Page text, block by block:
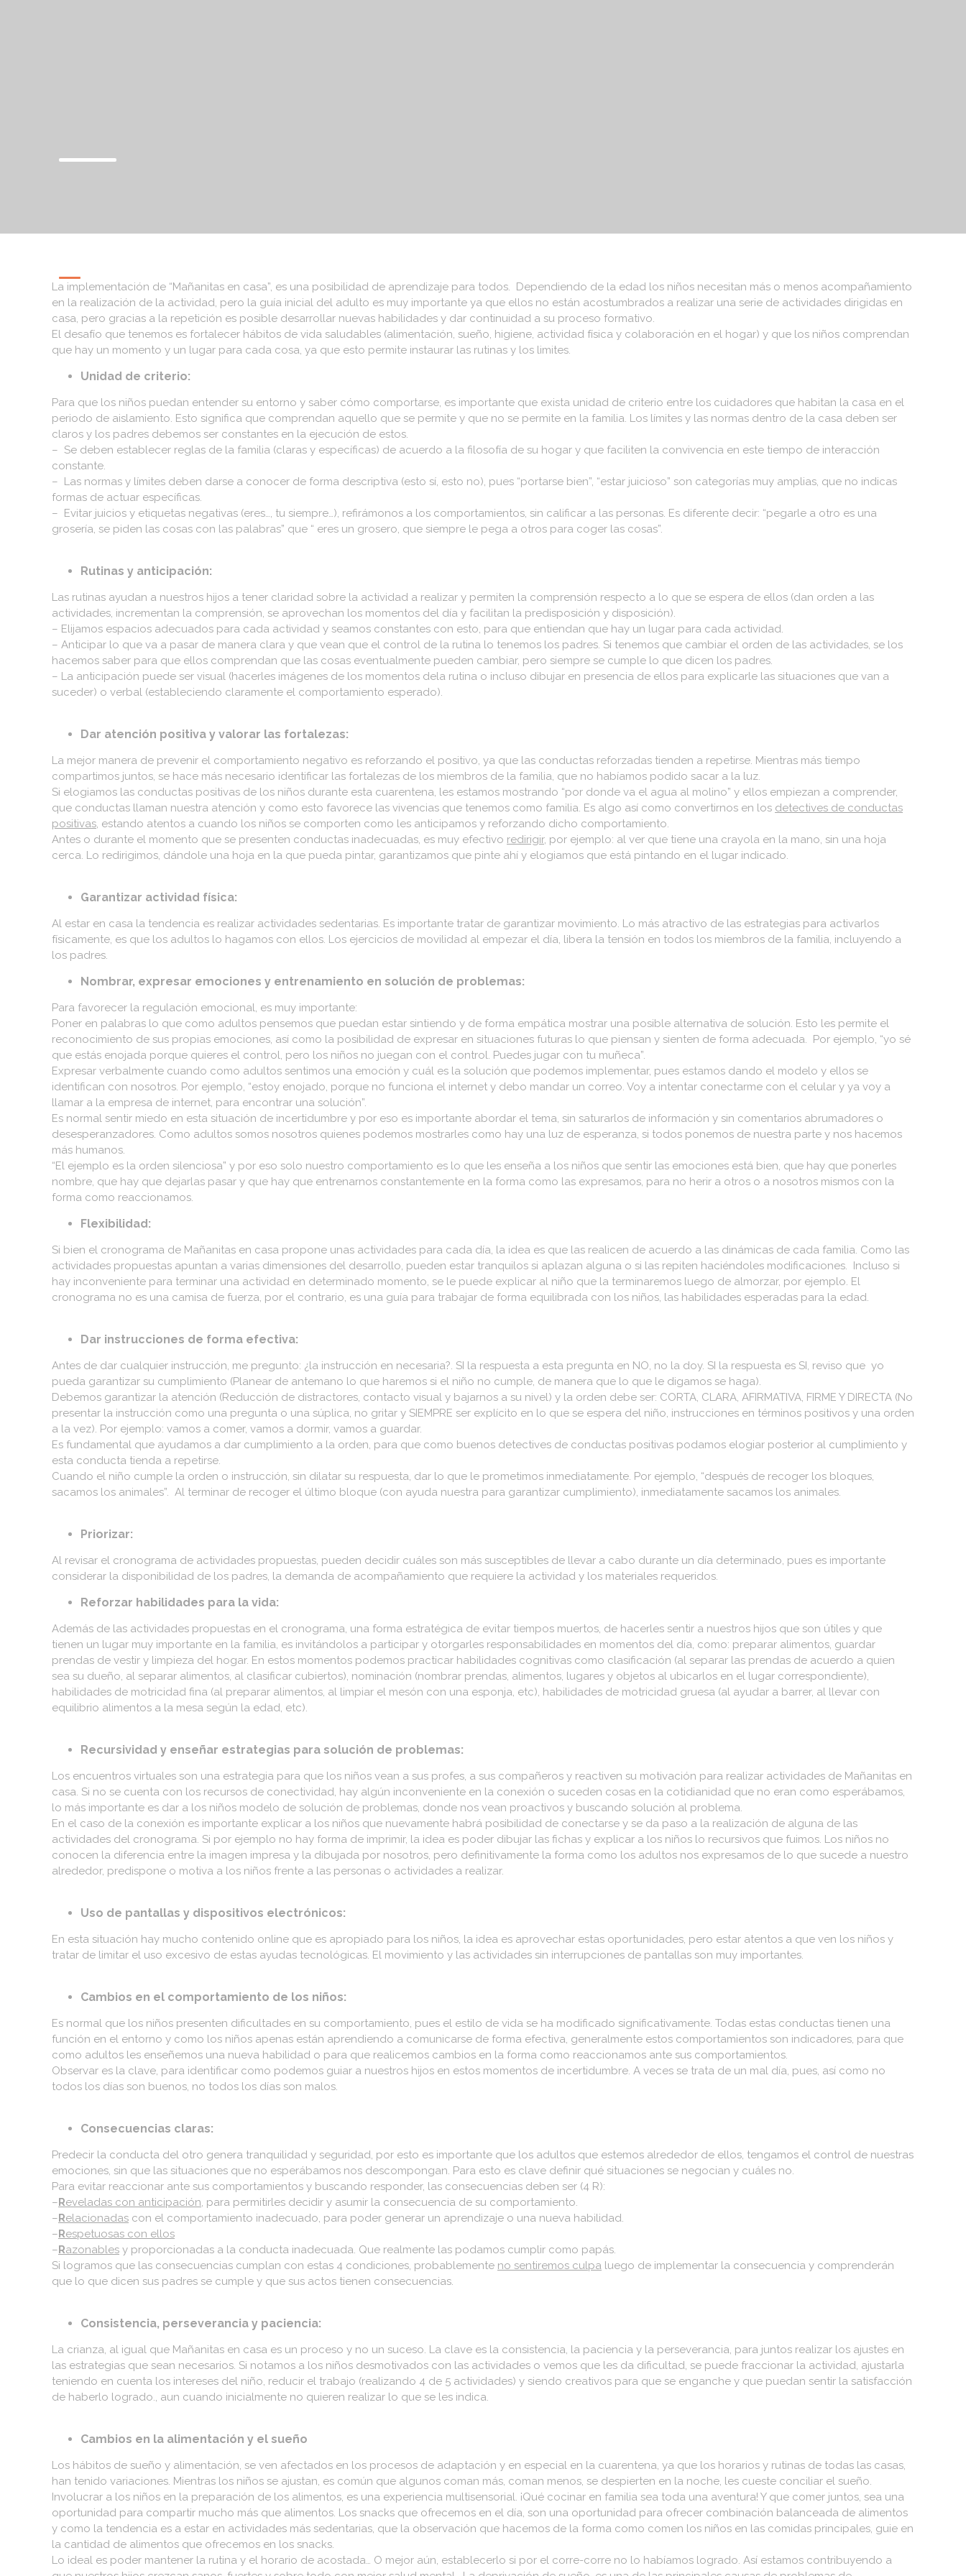
La implementación de “Mañanitas en casa”, es una posibilidad de aprendizaje para todos. Dependiendo de la edad los niños necesitan más o menos acompañamiento
en la realización de la actividad, pero la guía inicial del adulto es muy importante ya que ellos no están acostumbrados a realizar una serie de actividades dirigidas en
casa, pero gracias a la repetición es posible desarrollar nuevas habilidades y dar continuidad a su proceso formativo.
El desafío que tenemos es fortalecer hábitos de vida saludables (alimentación, sueño, higiene, actividad física y colaboración en el hogar) y que los niños comprendan
que hay un momento y un lugar para cada cosa, ya que esto permite instaurar las rutinas y los limites.
Unidad de criterio:
Para que los niños puedan entender su entorno y saber cómo comportarse, es importante que exista unidad de criterio entre los cuidadores que habitan la casa en el
periodo de aislamiento. Esto significa que comprendan aquello que se permite y que no se permite en la familia. Los límites y las normas dentro de la casa deben ser
claros y los padres debemos ser constantes en la ejecución de estos.
– Se deben establecer reglas de la familia (claras y específicas) de acuerdo a la filosofía de su hogar y que faciliten la convivencia en este tiempo de interacción
constante.
– Las normas y límites deben darse a conocer de forma descriptiva (esto sí, esto no), pues “portarse bien”, “estar juicioso” son categorías muy amplias, que no indicas
formas de actuar específicas.
– Evitar juicios y etiquetas negativas (eres…, tu siempre…), refirámonos a los comportamientos, sin calificar a las personas. Es diferente decir: “pegarle a otro es una
grosería, se piden las cosas con las palabras” que “ eres un grosero, que siempre le pega a otros para coger las cosas”.
Rutinas y anticipación:
Las rutinas ayudan a nuestros hijos a tener claridad sobre la actividad a realizar y permiten la comprensión respecto a lo que se espera de ellos (dan orden a las
actividades, incrementan la comprensión, se aprovechan los momentos del día y facilitan la predisposición y disposición).
– Elijamos espacios adecuados para cada actividad y seamos constantes con esto, para que entiendan que hay un lugar para cada actividad.
– Anticipar lo que va a pasar de manera clara y que vean que el control de la rutina lo tenemos los padres. Si tenemos que cambiar el orden de las actividades, se los
hacemos saber para que ellos comprendan que las cosas eventualmente pueden cambiar, pero siempre se cumple lo que dicen los padres.
– La anticipación puede ser visual (hacerles imágenes de los momentos dela rutina o incluso dibujar en presencia de ellos para explicarle las situaciones que van a
suceder) o verbal (estableciendo claramente el comportamiento esperado).
Dar atención positiva y valorar las fortalezas:
La mejor manera de prevenir el comportamiento negativo es reforzando el positivo, ya que las conductas reforzadas tienden a repetirse. Mientras más tiempo
compartimos juntos, se hace más necesario identificar las fortalezas de los miembros de la familia, que no habíamos podido sacar a la luz.
Si elogiamos las conductas positivas de los niños durante esta cuarentena, les estamos mostrando “por donde va el agua al molino” y ellos empiezan a comprender,
que conductas llaman nuestra atención y como esto favorece las vivencias que tenemos como familia. Es algo así como convertirnos en los detectives de conductas
positivas, estando atentos a cuando los niños se comporten como les anticipamos y reforzando dicho comportamiento.
Antes o durante el momento que se presenten conductas inadecuadas, es muy efectivo redirigir, por ejemplo: al ver que tiene una crayola en la mano, sin una hoja
cerca. Lo redirigimos, dándole una hoja en la que pueda pintar, garantizamos que pinte ahí y elogiamos que está pintando en el lugar indicado.
Garantizar actividad física:
Al estar en casa la tendencia es realizar actividades sedentarias. Es importante tratar de garantizar movimiento. Lo más atractivo de las estrategias para activarlos
físicamente, es que los adultos lo hagamos con ellos. Los ejercicios de movilidad al empezar el día, libera la tensión en todos los miembros de la familia, incluyendo a
los padres.
Nombrar, expresar emociones y entrenamiento en solución de problemas:
Para favorecer la regulación emocional, es muy importante:
Poner en palabras lo que como adultos pensemos que puedan estar sintiendo y de forma empática mostrar una posible alternativa de solución. Esto les permite el
reconocimiento de sus propias emociones, así como la posibilidad de expresar en situaciones futuras lo que piensan y sienten de forma adecuada. Por ejemplo, “yo sé
que estás enojada porque quieres el control, pero los niños no juegan con el control. Puedes jugar con tu muñeca”.
Expresar verbalmente cuando como adultos sentimos una emoción y cuál es la solución que podemos implementar, pues estamos dando el modelo y ellos se
identifican con nosotros. Por ejemplo, “estoy enojado, porque no funciona el internet y debo mandar un correo. Voy a intentar conectarme con el celular y ya voy a
llamar a la empresa de internet, para encontrar una solución”.
Es normal sentir miedo en esta situación de incertidumbre y por eso es importante abordar el tema, sin saturarlos de información y sin comentarios abrumadores o
desesperanzadores. Como adultos somos nosotros quienes podemos mostrarles como hay una luz de esperanza, si todos ponemos de nuestra parte y nos hacemos
más humanos.
“El ejemplo es la orden silenciosa” y por eso solo nuestro comportamiento es lo que les enseña a los niños que sentir las emociones está bien, que hay que ponerles
nombre, que hay que dejarlas pasar y que hay que entrenarnos constantemente en la forma como las expresamos, para no herir a otros o a nosotros mismos con la
forma como reaccionamos.
Flexibilidad:
Si bien el cronograma de Mañanitas en casa propone unas actividades para cada día, la idea es que las realicen de acuerdo a las dinámicas de cada familia. Como las
actividades propuestas apuntan a varias dimensiones del desarrollo, pueden estar tranquilos si aplazan alguna o si las repiten haciéndoles modificaciones. Incluso si
hay inconveniente para terminar una actividad en determinado momento, se le puede explicar al niño que la terminaremos luego de almorzar, por ejemplo. El
cronograma no es una camisa de fuerza, por el contrario, es una guía para trabajar de forma equilibrada con los niños, las habilidades esperadas para la edad.
Dar instrucciones de forma efectiva:
Antes de dar cualquier instrucción, me pregunto: ¿la instrucción en necesaria?. SI la respuesta a esta pregunta en NO, no la doy. SI la respuesta es SI, reviso que yo
pueda garantizar su cumplimiento (Planear de antemano lo que haremos si el niño no cumple, de manera que lo que le digamos se haga).
Debemos garantizar la atención (Reducción de distractores, contacto visual y bajarnos a su nivel) y la orden debe ser: CORTA, CLARA, AFIRMATIVA, FIRME Y DIRECTA (No
presentar la instrucción como una pregunta o una súplica, no gritar y SIEMPRE ser explícito en lo que se espera del niño, instrucciones en términos positivos y una orden
a la vez). Por ejemplo: vamos a comer, vamos a dormir, vamos a guardar.
Es fundamental que ayudamos a dar cumplimiento a la orden, para que como buenos detectives de conductas positivas podamos elogiar posterior al cumplimiento y
esta conducta tienda a repetirse.
Cuando el niño cumple la orden o instrucción, sin dilatar su respuesta, dar lo que le prometimos inmediatamente. Por ejemplo, “después de recoger los bloques,
sacamos los animales”. Al terminar de recoger el último bloque (con ayuda nuestra para garantizar cumplimiento), inmediatamente sacamos los animales.
Priorizar:
Al revisar el cronograma de actividades propuestas, pueden decidir cuáles son más susceptibles de llevar a cabo durante un día determinado, pues es importante
considerar la disponibilidad de los padres, la demanda de acompañamiento que requiere la actividad y los materiales requeridos.
Reforzar habilidades para la vida:
Además de las actividades propuestas en el cronograma, una forma estratégica de evitar tiempos muertos, de hacerles sentir a nuestros hijos que son útiles y que
tienen un lugar muy importante en la familia, es invitándolos a participar y otorgarles responsabilidades en momentos del día, como: preparar alimentos, guardar
prendas de vestir y limpieza del hogar. En estos momentos podemos practicar habilidades cognitivas como clasificación (al separar las prendas de acuerdo a quien
sea su dueño, al separar alimentos, al clasificar cubiertos), nominación (nombrar prendas, alimentos, lugares y objetos al ubicarlos en el lugar correspondiente),
habilidades de motricidad fina (al preparar alimentos, al limpiar el mesón con una esponja, etc), habilidades de motricidad gruesa (al ayudar a barrer, al llevar con
equilibrio alimentos a la mesa según la edad, etc).
Recursividad y enseñar estrategias para solución de problemas:
Los encuentros virtuales son una estrategia para que los niños vean a sus profes, a sus compañeros y reactiven su motivación para realizar actividades de Mañanitas en
casa. Si no se cuenta con los recursos de conectividad, hay algún inconveniente en la conexión o suceden cosas en la cotidianidad que no eran como esperábamos,
lo más importante es dar a los niños modelo de solución de problemas, donde nos vean proactivos y buscando solución al problema.
En el caso de la conexión es importante explicar a los niños que nuevamente habrá posibilidad de conectarse y se da paso a la realización de alguna de las
actividades del cronograma. Si por ejemplo no hay forma de imprimir, la idea es poder dibujar las fichas y explicar a los niños lo recursivos que fuimos. Los niños no
conocen la diferencia entre la imagen impresa y la dibujada por nosotros, pero definitivamente la forma como los adultos nos expresamos de lo que sucede a nuestro
alrededor, predispone o motiva a los niños frente a las personas o actividades a realizar.
Uso de pantallas y dispositivos electrónicos:
En esta situación hay mucho contenido online que es apropiado para los niños, la idea es aprovechar estas oportunidades, pero estar atentos a que ven los niños y
tratar de limitar el uso excesivo de estas ayudas tecnológicas. El movimiento y las actividades sin interrupciones de pantallas son muy importantes.
Cambios en el comportamiento de los niños:
Es normal que los niños presenten dificultades en su comportamiento, pues el estilo de vida se ha modificado significativamente. Todas estas conductas tienen una
función en el entorno y como los niños apenas están aprendiendo a comunicarse de forma efectiva, generalmente estos comportamientos son indicadores, para que
como adultos les enseñemos una nueva habilidad o para que realicemos cambios en la forma como reaccionamos ante sus comportamientos.
Observar es la clave, para identificar como podemos guiar a nuestros hijos en estos momentos de incertidumbre. A veces se trata de un mal día, pues, así como no
todos los días son buenos, no todos los días son malos.
Consecuencias claras:
Predecir la conducta del otro genera tranquilidad y seguridad, por esto es importante que los adultos que estemos alrededor de ellos, tengamos el control de nuestras
emociones, sin que las situaciones que no esperábamos nos descompongan. Para esto es clave definir qué situaciones se negocian y cuáles no.
Para evitar reaccionar ante sus comportamientos y buscando responder, las consecuencias deben ser (4 R):
–Reveladas con anticipación, para permitirles decidir y asumir la consecuencia de su comportamiento.
–Relacionadas con el comportamiento inadecuado, para poder generar un aprendizaje o una nueva habilidad.
–Respetuosas con ellos
–Razonables y proporcionadas a la conducta inadecuada. Que realmente las podamos cumplir como papás.
Si logramos que las consecuencias cumplan con estas 4 condiciones, probablemente no sentiremos culpa luego de implementar la consecuencia y comprenderán
que lo que dicen sus padres se cumple y que sus actos tienen consecuencias.
Consistencia, perseverancia y paciencia:
La crianza, al igual que Mañanitas en casa es un proceso y no un suceso. La clave es la consistencia, la paciencia y la perseverancia, para juntos realizar los ajustes en
las estrategias que sean necesarios. Si notamos a los niños desmotivados con las actividades o vemos que les da dificultad, se puede fraccionar la actividad, ajustarla
teniendo en cuenta los intereses del niño, reducir el trabajo (realizando 4 de 5 actividades) y siendo creativos para que se enganche y que puedan sentir la satisfacción
de haberlo logrado., aun cuando inicialmente no quieren realizar lo que se les indica.
Cambios en la alimentación y el sueño
Los hábitos de sueño y alimentación, se ven afectados en los procesos de adaptación y en especial en la cuarentena, ya que los horarios y rutinas de todas las casas,
han tenido variaciones. Mientras los niños se ajustan, es común que algunos coman más, coman menos, se despierten en la noche, les cueste conciliar el sueño.
Involucrar a los niños en la preparación de los alimentos, es una experiencia multisensorial. ¡Qué cocinar en familia sea toda una aventura! Y que comer juntos, sea una
oportunidad para compartir mucho más que alimentos. Los snacks que ofrecemos en el día, son una oportunidad para ofrecer combinación balanceada de alimentos
y como la tendencia es a estar en actividades más sedentarias, que la observación que hacemos de la forma como comen los niños en las comidas principales, guie en
la cantidad de alimentos que ofrecemos en los snacks.
Lo ideal es poder mantener la rutina y el horario de acostada… O mejor aún, establecerlo si por el corre-corre no lo habíamos logrado. Así estamos contribuyendo a